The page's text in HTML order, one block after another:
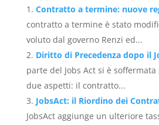
Contratto a termine: nuove
contratto a termine è stato
voluto dal governo Renzi ed...
Diritto di Precedenza dopo il
parte del Jobs Act si è
due aspetti: il contratto...
JobsAct: il Riordino dei
JobsAct aggiunge un ulteriore